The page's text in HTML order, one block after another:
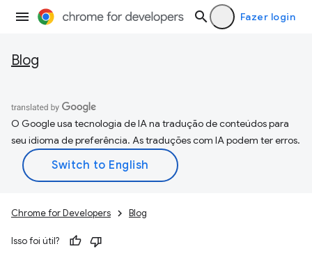
Fazer login
Blog
O Google usa tecnologia de IA na tradução de conteúdos para
seu idioma de preferência. As traduções com IA podem ter erros.
Chrome for Developers Blog
Isso foi útil?